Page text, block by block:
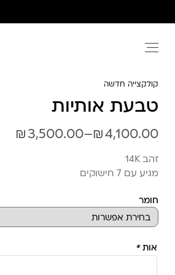
קולקצייה חדשה
טבעת אותיות
₪3,500.00–₪4,100.00
טווח
מחירים:
עד
זהב 14K
מגיע עם 7 חישוקים
חומר
אות*